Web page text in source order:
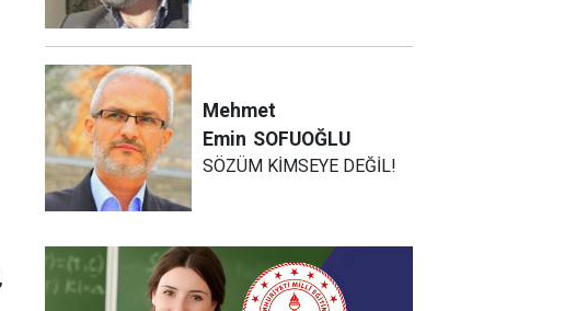
Mehmet
Emin SOFUOĞLU
SÖZÜM KİMSEYE DEĞİL!